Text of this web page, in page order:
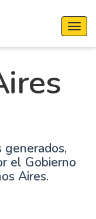
generados,
el Gobierno
Aires.